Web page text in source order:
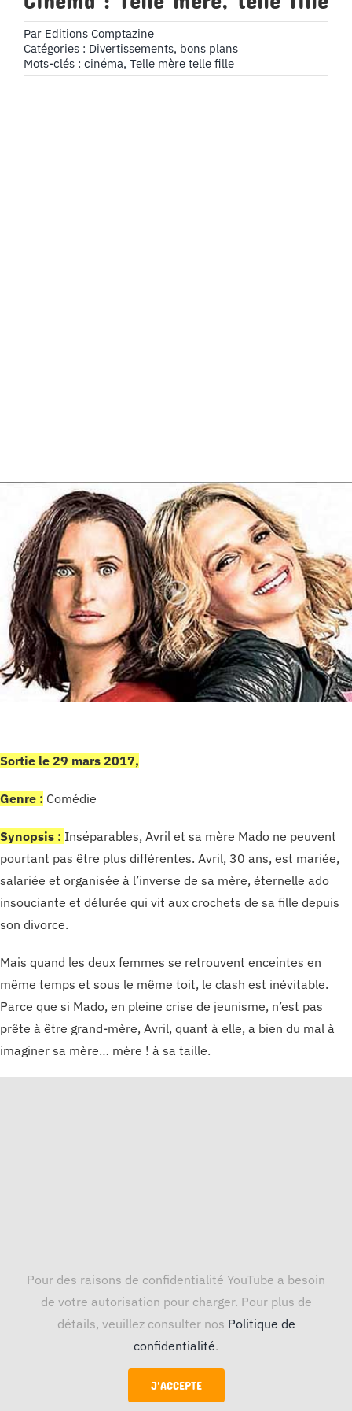
Par Editions Comptazine
Catégories : Divertissements, bons plans
Mots-clés : cinéma, Telle mère telle fille
Sortie le 29 mars 2017,
Genre : Comédie
Synopsis : Inséparables, Avril et sa mère Mado ne peuvent
pourtant pas être plus différentes. Avril, 30 ans, est mariée,
salariée et organisée à l’inverse de sa mère, éternelle ado
insouciante et délurée qui vit aux crochets de sa fille depuis
son divorce.
Mais quand les deux femmes se retrouvent enceintes en
même temps et sous le même toit, le clash est inévitable.
Parce que si Mado, en pleine crise de jeunisme, n’est pas
prête à être grand-mère, Avril, quant à elle, a bien du mal à
imaginer sa mère… mère ! à sa taille.
Pour des raisons de confidentialité YouTube a besoin
de votre autorisation pour charger. Pour plus de
détails, veuillez consulter nos Politique de
confidentialité.
J'ACCEPTE